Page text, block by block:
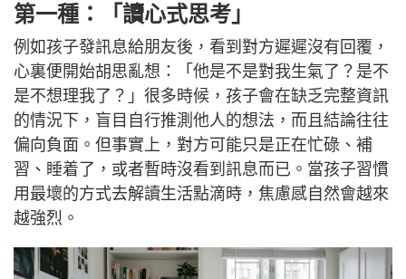
第一種：「讀心式思考」
例如孩子發訊息給朋友後，看到對方遲遲沒有回覆，
心裏便開始胡思亂想：「他是不是對我生氣了？是不
是不想理我了？」很多時候，孩子會在缺乏完整資訊
的情況下，盲目自行推測他人的想法，而且結論往往
偏向負面。但事實上，對方可能只是正在忙碌、補
習、睡着了，或者暫時沒看到訊息而已。當孩子習慣
用最壞的方式去解讀生活點滴時，焦慮感自然會越來
越強烈。